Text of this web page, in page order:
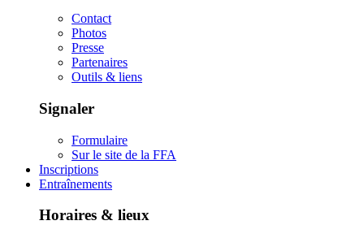
Contact
Photos
Presse
Partenaires
Outils & liens
Signaler
Formulaire
Sur le site de la FFA
Inscriptions
Entraînements
Horaires & lieux